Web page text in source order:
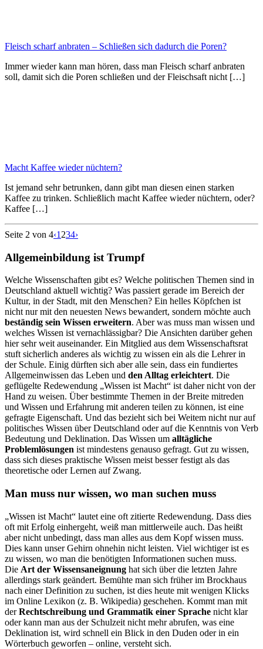
Fleisch scharf anbraten – Schließen sich dadurch die Poren?
Immer wieder kann man hören, dass man Fleisch scharf anbraten
soll, damit sich die Poren schließen und der Fleischsaft nicht […]
Macht Kaffee wieder nüchtern?
Ist jemand sehr betrunken, dann gibt man diesen einen starken
Kaffee zu trinken. Schließlich macht Kaffee wieder nüchtern, oder?
Kaffee […]
Seite 2 von 4‹1 234›
Allgemeinbildung ist Trumpf
Welche Wissenschaften gibt es? Welche politischen Themen sind in
Deutschland aktuell wichtig? Was passiert gerade im Bereich der
Kultur, in der Stadt, mit den Menschen? Ein helles Köpfchen ist
nicht nur mit den neuesten News bewandert, sondern möchte auch
beständig sein Wissen erweitern. Aber was muss man wissen und
welches Wissen ist vernachlässigbar? Die Ansichten darüber gehen
hier sehr weit auseinander. Ein Mitglied aus dem Wissenschaftsrat
stuft sicherlich anderes als wichtig zu wissen ein als die Lehrer in
der Schule. Einig dürften sich aber alle sein, dass ein fundiertes
Allgemeinwissen das Leben und den Alltag erleichtert. Die
geflügelte Redewendung „Wissen ist Macht“ ist daher nicht von der
Hand zu weisen. Über bestimmte Themen in der Breite mitreden
und Wissen und Erfahrung mit anderen teilen zu können, ist eine
gefragte Eigenschaft. Und das bezieht sich bei Weitem nicht nur auf
politisches Wissen über Deutschland oder auf die Kenntnis von Verb
Bedeutung und Deklination. Das Wissen um alltägliche
Problemlösungen ist mindestens genauso gefragt. Gut zu wissen,
dass sich dieses praktische Wissen meist besser festigt als das
theoretische oder Lernen auf Zwang.
Man muss nur wissen, wo man suchen muss
„Wissen ist Macht“ lautet eine oft zitierte Redewendung. Dass dies
oft mit Erfolg einhergeht, weiß man mittlerweile auch. Das heißt
aber nicht unbedingt, dass man alles aus dem Kopf wissen muss.
Dies kann unser Gehirn ohnehin nicht leisten. Viel wichtiger ist es
zu wissen, wo man die benötigten Informationen suchen muss.
Die Art der Wissensaneignung hat sich über die letzten Jahre
allerdings stark geändert. Bemühte man sich früher im Brockhaus
nach einer Definition zu suchen, ist dies heute mit wenigen Klicks
im Online Lexikon (z. B. Wikipedia) geschehen. Kommt man mit
derRechtschreibung und Grammatik einer Sprache nicht klar
oder kann man aus der Schulzeit nicht mehr abrufen, was eine
Deklination ist, wird schnell ein Blick in den Duden oder in ein
Wörterbuch geworfen – online, versteht sich.